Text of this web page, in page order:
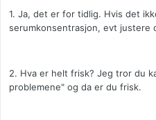
1. Ja, det er for tidlig. Hvis det
serumkonsentrasjon, evt justere
2. Hva er helt frisk? Jeg tror du
problemene" og da er du frisk.